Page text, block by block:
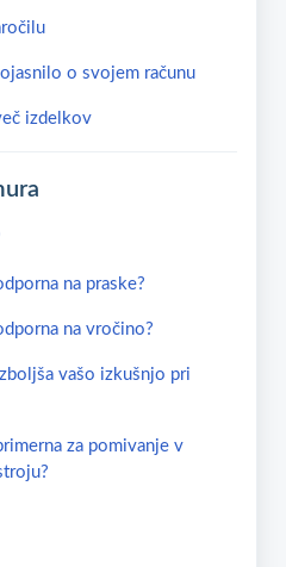
o svojem računu
izdelkov
na praske?
na vročino?
vašo izkušnjo pri
za pomivanje v